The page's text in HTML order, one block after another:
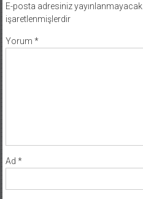
E-posta adresiniz yayınlanmayacak.
işaretlenmişlerdir
Yorum *
Ad *